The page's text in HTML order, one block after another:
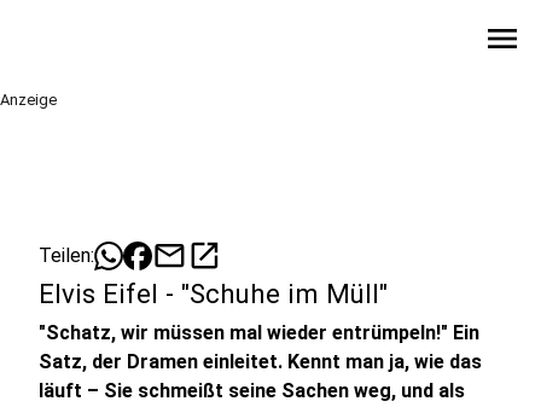
menu
Anzeige
Teilen: mailopen_in_new
Elvis Eifel - "Schuhe im Müll"
"Schatz, wir müssen mal wieder entrümpeln!" Ein
Satz, der Dramen einleitet. Kennt man ja, wie das
läuft – Sie schmeißt seine Sachen weg, und als